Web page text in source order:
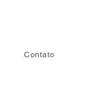
Contato